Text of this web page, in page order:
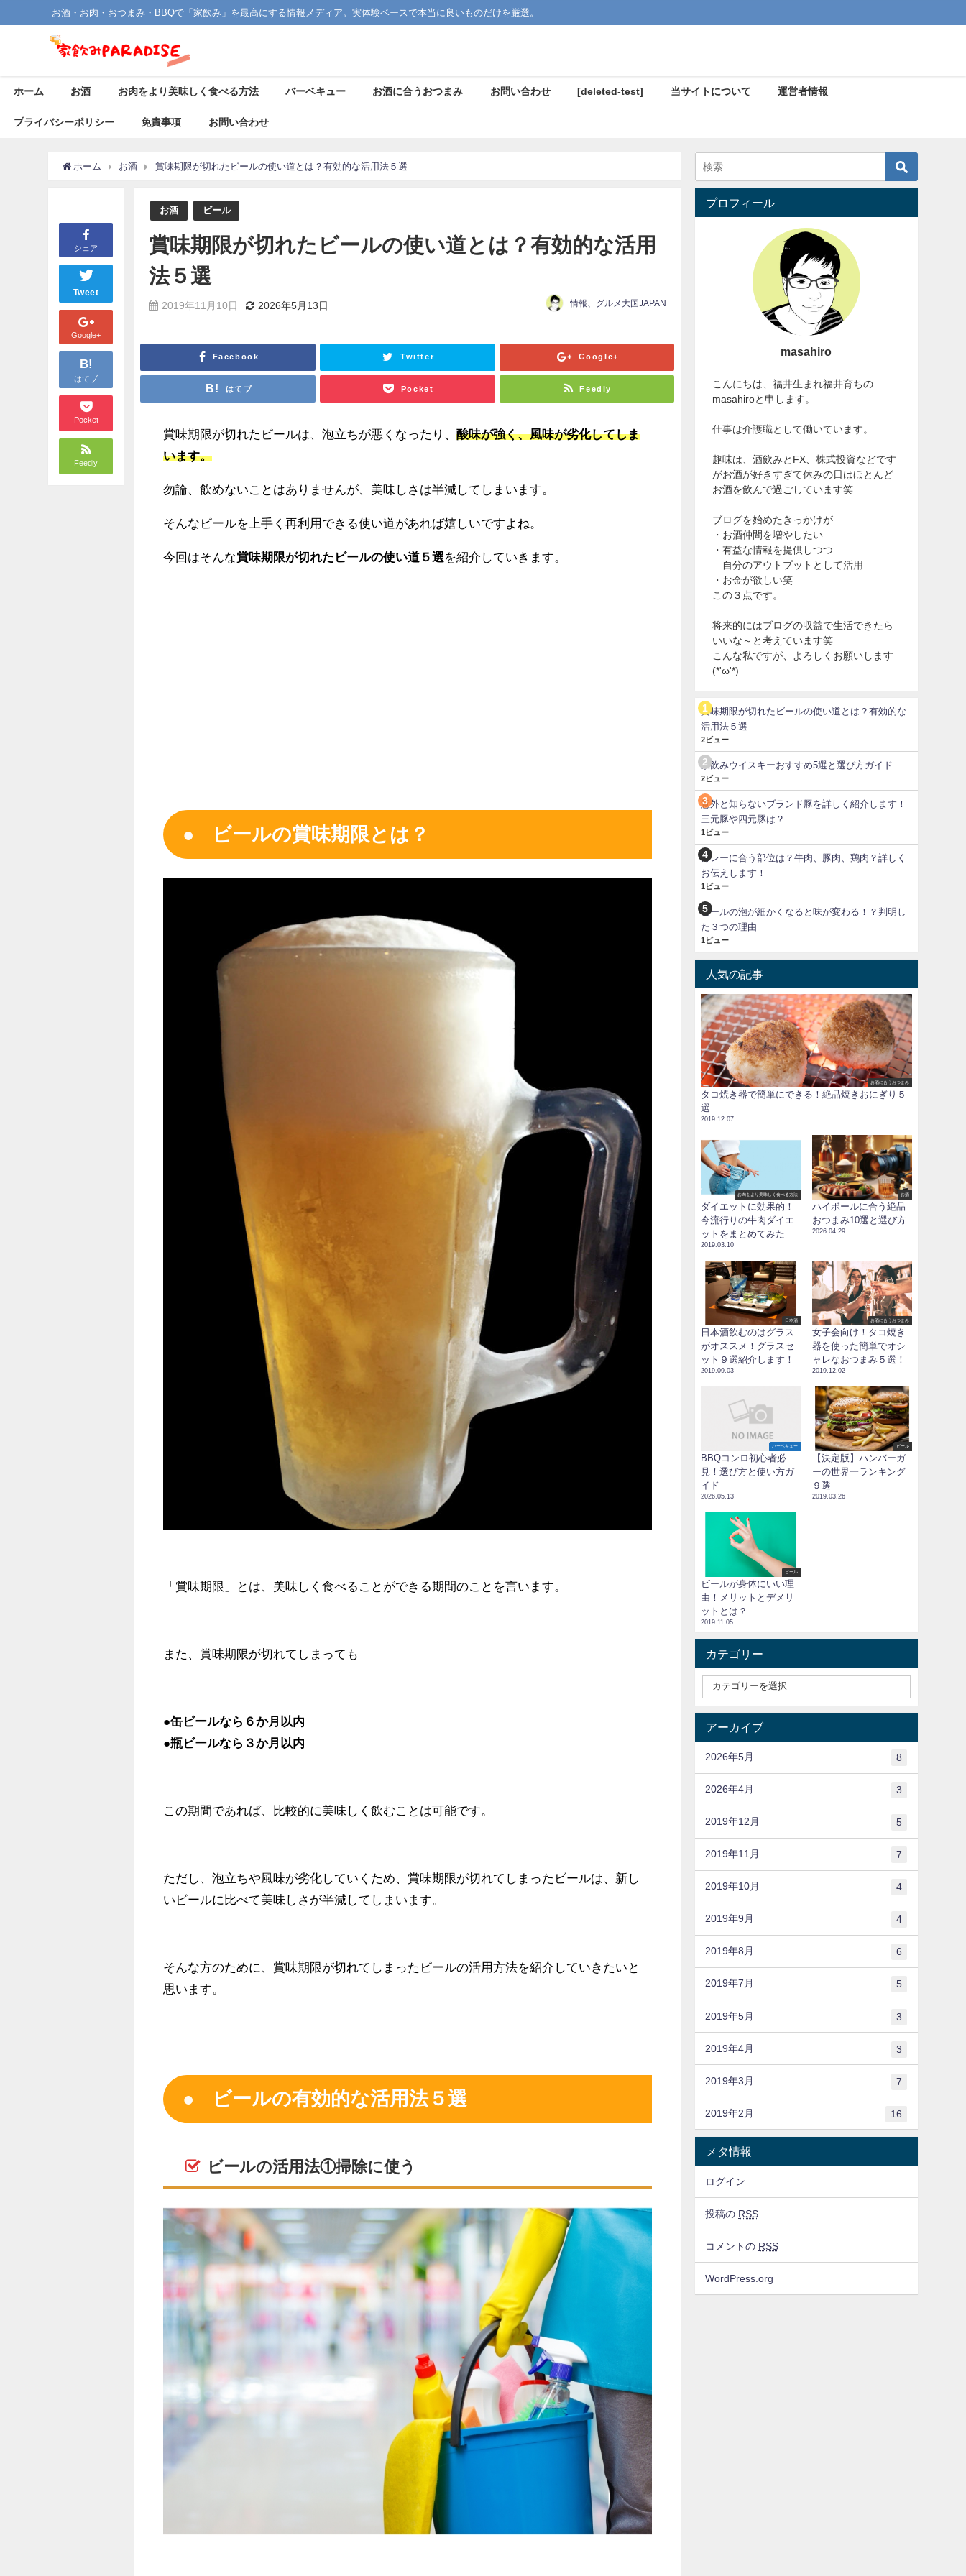
お酒・お肉・おつまみ・BBQで「家飲み」を最高にする情報メディア。実体験ベースで本当に良いものだけを厳選。
ホーム お酒 お肉をより美味しく食べる方法 バーベキュー お酒に合うおつまみ お問い合わせ [deleted-test] 当サイトについて 運営者情報
プライバシーポリシー 免責事項 お問い合わせ
ホーム お酒 賞味期限が切れたビールの使い道とは？有効的な活用法５選
シェア
Tweet
Google+
B!
はてブ
Pocket
Feedly
お酒 ビール
賞味期限が切れたビールの使い道とは？有効的な活用
法５選
2019年11月10日 2026年5月13日 情報、グルメ大国JAPAN
Facebook Twitter Google+
はてブ Pocket Feedly
賞味期限が切れたビールは、泡立ちが悪くなったり、酸味が強く、風味が劣化してしま
います。
勿論、飲めないことはありませんが、美味しさは半減してしまいます。
そんなビールを上手く再利用できる使い道があれば嬉しいですよね。
今回はそんな賞味期限が切れたビールの使い道５選を紹介していきます。
ビールの賞味期限とは？
「賞味期限」とは、美味しく食べることができる期間のことを言います。
また、賞味期限が切れてしまっても
●缶ビールなら６か月以内
●瓶ビールなら３か月以内
この期間であれば、比較的に美味しく飲むことは可能です。
ただし、泡立ちや風味が劣化していくため、賞味期限が切れてしまったビールは、新し
いビールに比べて美味しさが半減してしまいます。
そんな方のために、賞味期限が切れてしまったビールの活用方法を紹介していきたいと
思います。
ビールの有効的な活用法５選
ビールの活用法①掃除に使う
プロフィール
masahiro
こんにちは、福井生まれ福井育ちの
masahiroと申します。
仕事は介護職として働いています。
趣味は、酒飲みとFX、株式投資などです
がお酒が好きすぎて休みの日はほとんど
お酒を飲んで過ごしています笑
ブログを始めたきっかけが
・お酒仲間を増やしたい
・有益な情報を提供しつつ
自分のアウトプットとして活用
・お金が欲しい笑
この３点です。
将来的にはブログの収益で生活できたら
いいな～と考えています笑
こんな私ですが、よろしくお願いします
(*'ω'*)
賞味期限が切れたビールの使い道とは？有効的な
活用法５選
2ビュー
家飲みウイスキーおすすめ5選と選び方ガイド
2ビュー
意外と知らないブランド豚を詳しく紹介します！
三元豚や四元豚は？
1ビュー
カレーに合う部位は？牛肉、豚肉、鶏肉？詳しく
お伝えします！
1ビュー
ビールの泡が細かくなると味が変わる！？判明し
た３つの理由
1ビュー
人気の記事
お酒に合うおつまみ
タコ焼き器で簡単にできる！絶品焼きおにぎり５
選
2019.12.07
お肉をより美味しく食べる方法
ダイエットに効果的！
今流行りの牛肉ダイエ
ットをまとめてみた
2019.03.10
お酒
ハイボールに合う絶品
おつまみ10選と選び方
2026.04.29
日本酒
日本酒飲むのはグラス
がオススメ！グラスセ
ット９選紹介します！
2019.09.03
お酒に合うおつまみ
女子会向け！タコ焼き
器を使った簡単でオシ
ャレなおつまみ５選！
2019.12.02
バーベキュー
BBQコンロ初心者必
見！選び方と使い方ガ
イド
2026.05.13
ビール
【決定版】ハンバーガ
ーの世界一ランキング
９選
2019.03.26
ビール
ビールが身体にいい理
由！メリットとデメリ
ットとは？
2019.11.05
カテゴリー
アーカイブ
2026年5月 8
2026年4月 3
2019年12月 5
2019年11月 7
2019年10月 4
2019年9月 4
2019年8月 6
2019年7月 5
2019年5月 3
2019年4月 3
2019年3月 7
2019年2月 16
メタ情報
ログイン
投稿の RSS
コメントの RSS
WordPress.org